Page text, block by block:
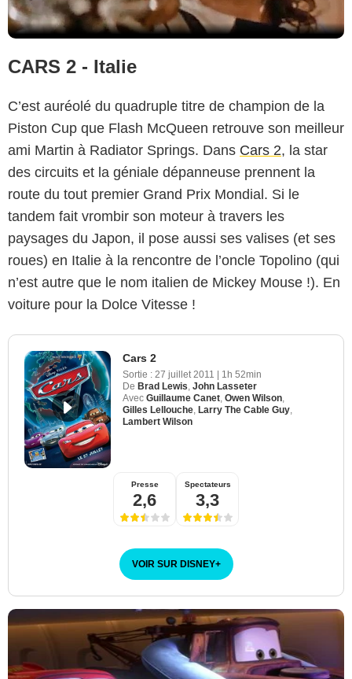
CARS 2 - Italie
C’est auréolé du quadruple titre de champion de la
Piston Cup que Flash McQueen retrouve son meilleur
ami Martin à Radiator Springs. Dans Cars 2, la star
des circuits et la géniale dépanneuse prennent la
route du tout premier Grand Prix Mondial. Si le
tandem fait vrombir son moteur à travers les
paysages du Japon, il pose aussi ses valises (et ses
roues) en Italie à la rencontre de l’oncle Topolino (qui
n’est autre que le nom italien de Mickey Mouse !). En
voiture pour la Dolce Vitesse !
Cars 2
Sortie : 27 juillet 2011 | 1h 52min
De Brad Lewis John Lasseter
Avec Guillaume Canet Owen Wilson
Gilles Lellouche Larry The Cable Guy
Lambert Wilson
Presse
2,6
Spectateurs
3,3
VOIR SUR DISNEY+